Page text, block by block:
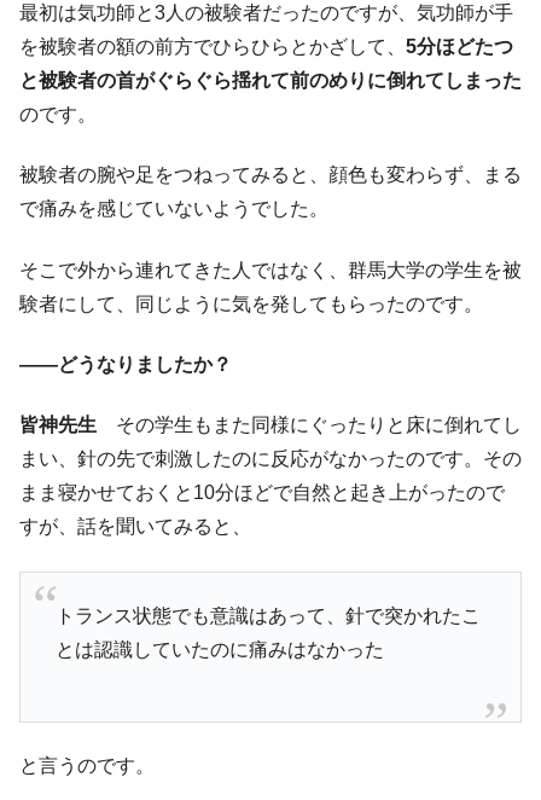
最初は気功師と3人の被験者だったのですが、気功師が手
を被験者の額の前方でひらひらとかざして、 5分ほどたつ
と被験者の首がぐらぐら揺れて前のめりに倒れてしまった
のです。
被験者の腕や足をつねってみると、顔色も変わらず、まる
で痛みを感じていないようでした。
そこで外から連れてきた人ではなく、群馬大学の学生を被
験者にして、同じように気を発してもらったのです。
――どうなりましたか？
皆神先生 その学生もまた同様にぐったりと床に倒れてし
まい、針の先で刺激したのに反応がなかったのです。その
まま寝かせておくと10分ほどで自然と起き上がったので
すが、話を聞いてみると、
トランス状態でも意識はあって、針で突かれたこ
とは認識していたのに痛みはなかった
と言うのです。